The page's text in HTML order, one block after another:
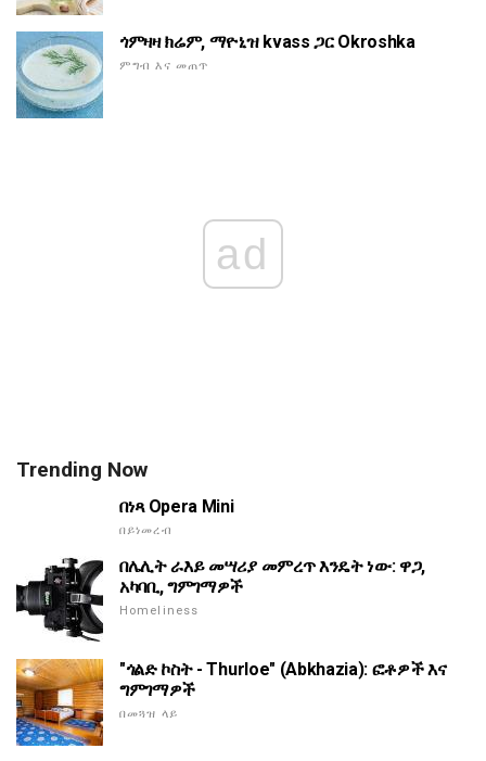
ጎምዛዛ ክሬም, ማዮኒዝ kvass ጋር Okroshka
ምግብ እና መጠጥ
ad
Trending Now
በነጻ Opera Mini
በይነመረብ
በሌሊት ራእይ መሣሪያ መምረጥ እንዴት ነው: ዋጋ,
አካባቢ, ግምገማዎች
Homeliness
"ጎልድ ኮስት - Thurloe" (Abkhazia): ፎቶዎች እና
ግምገማዎች
በመጓዝ ላይ